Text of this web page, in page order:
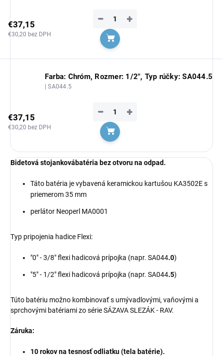
€37,15
€30,20 bez DPH
+
−
Do košíka
Farba: Chróm, Rozmer: 1/2", Typ rúčky: SA044.5
| SA044.5
€37,15
€30,20 bez DPH
+
−
Do košíka
Bidetová stojankovábatéria bez otvoru na odpad.
Táto batéria je vybavená keramickou kartušou KA3502E s
priemerom 35 mm
perlátor Neoperl MA0001
Typ pripojenia hadice Flexi:
"0" - 3/8" flexi hadicová prípojka (napr. SA044.0)
"5" - 1/2" flexi hadicová prípojka (napr. SA044.5)
Túto batériu možno kombinovať s umývadlovými, vaňovými a
sprchovými batériami zo série SÁZAVASLEZÁK - RAV.
Záruka:
10 rokov na tesnosť odliatku (tela batérie).